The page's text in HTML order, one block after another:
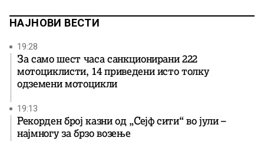
НАЈНОВИ ВЕСТИ
19:28
За само шест часа санкционирани 222
мотоциклисти, 14 приведени исто толку
одземени мотоцикли
19:13
Рекорден број казни од „Сејф сити“ во јули –
најмногу за брзо возење